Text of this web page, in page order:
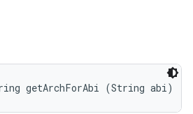
getArchForAbi (String abi)